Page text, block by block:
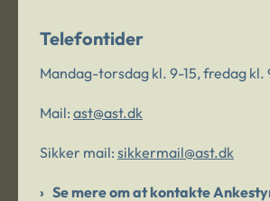
Telefontider
Mandag-torsdag kl. 9-15, fredag kl.
Mail: ast@ast.dk
Sikker mail: sikkermail@ast.dk
Se mere om at kontakte